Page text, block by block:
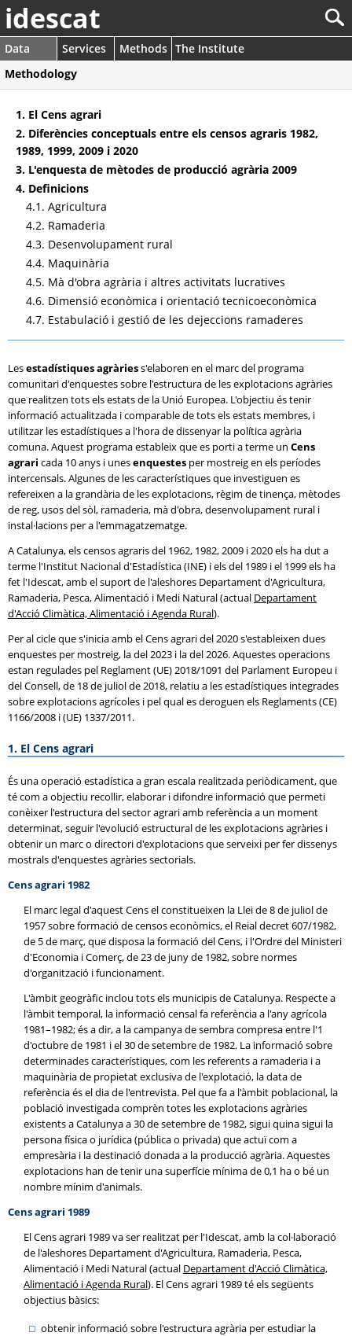
idescat
Data Services Methods The Institute
Methodology
1. El Cens agrari
2. Diferències conceptuals entre els censos agraris 1982,
1989, 1999, 2009 i 2020
3. L'enquesta de mètodes de producció agrària 2009
4. Definicions
4.1. Agricultura
4.2. Ramaderia
4.3. Desenvolupament rural
4.4. Maquinària
4.5. Mà d'obra agrària i altres activitats lucratives
4.6. Dimensió econòmica i orientació tecnicoeconòmica
4.7. Estabulació i gestió de les dejeccions ramaderes
Lesestadístiques agràriess'elaboren en el marc del programa
comunitari d'enquestes sobre l'estructura de les explotacions agràries
que realitzen tots els estats de la Unió Europea. L'objectiu és tenir
informació actualitzada i comparable de tots els estats membres, i
utilitzar les estadístiques a l'hora de dissenyar la política agrària
comuna. Aquest programa estableix que es porti a terme un Cens
agrari cada 10 anys i unesenquestes per mostreig en els períodes
intercensals. Algunes de les característiques que investiguen es
refereixen a la grandària de les explotacions, règim de tinença, mètodes
de reg, usos del sòl, ramaderia, mà d'obra, desenvolupament rural i
instal·lacions per a l'emmagatzematge.
A Catalunya, els censos agraris del 1962, 1982, 2009 i 2020 els ha dut a
terme l'Institut Nacional d'Estadística (INE) i els del 1989 i el 1999 els ha
fet l'Idescat, amb el suport de l'aleshores Departament d'Agricultura,
Ramaderia, Pesca, Alimentació i Medi Natural (actual Departament
d'Acció Climàtica, Alimentació i Agenda Rural).
Per al cicle que s'inicia amb el Cens agrari del 2020 s'estableixen dues
enquestes per mostreig, la del 2023 i la del 2026. Aquestes operacions
estan regulades pel Reglament (UE) 2018/1091 del Parlament Europeu i
del Consell, de 18 de juliol de 2018, relatiu a les estadístiques integrades
sobre explotacions agrícoles i pel qual es deroguen els Reglaments (CE)
1166/2008 i (UE) 1337/2011.
1. El Cens agrari
És una operació estadística a gran escala realitzada periòdicament, que
té com a objectiu recollir, elaborar i difondre informació que permeti
conèixer l'estructura del sector agrari amb referència a un moment
determinat, seguir l'evolució estructural de les explotacions agràries i
obtenir un marc o directori d'explotacions que serveixi per fer dissenys
mostrals d'enquestes agràries sectorials.
Cens agrari 1982
El marc legal d'aquest Cens el constitueixen la Llei de 8 de juliol de
1957 sobre formació de censos econòmics, el Reial decret 607/1982,
de 5 de març, que disposa la formació del Cens, i l'Ordre del Ministeri
d'Economia i Comerç, de 23 de juny de 1982, sobre normes
d'organització i funcionament.
L'àmbit geogràfic inclou tots els municipis de Catalunya. Respecte a
l'àmbit temporal, la informació censal fa referència a l'any agrícola
1981–1982; és a dir, a la campanya de sembra compresa entre l'1
d'octubre de 1981 i el 30 de setembre de 1982. La informació sobre
determinades característiques, com les referents a ramaderia i a
maquinària de propietat exclusiva de l'explotació, la data de
referència és el dia de l'entrevista. Pel que fa a l'àmbit poblacional, la
població investigada comprèn totes les explotacions agràries
existents a Catalunya a 30 de setembre de 1982, sigui quina sigui la
persona física o jurídica (pública o privada) que actuï com a
empresària i la destinació donada a la producció agrària. Aquestes
explotacions han de tenir una superfície mínima de 0,1 ha o bé un
nombre mínim d'animals.
Cens agrari 1989
El Cens agrari 1989 va ser realitzat per l'Idescat, amb la col·laboració
de l'aleshores Departament d'Agricultura, Ramaderia, Pesca,
Alimentació i Medi Natural (actual Departament d'Acció Climàtica,
Alimentació i Agenda Rural). El Cens agrari 1989 té els següents
objectius bàsics:
obtenir informació sobre l'estructura agrària per estudiar la